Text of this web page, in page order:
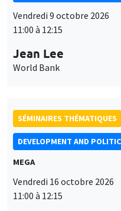
Vendredi 9 octobre 2026
11:00 à 12:15
Jean Lee
World Bank
SÉMINAIRES THÉMATIQUES
DEVELOPMENT AND
MEGA
Vendredi 16 octobre 2026
11:00 à 12:15